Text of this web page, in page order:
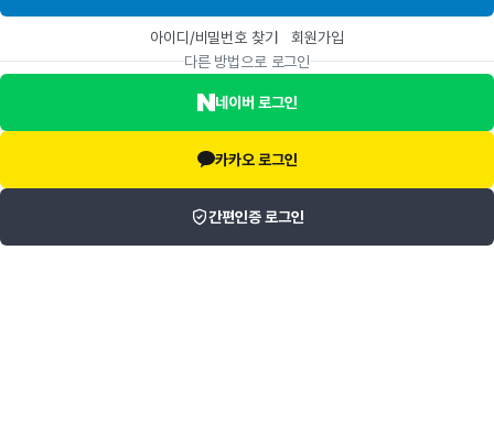
아이디/비밀번호 찾기
회원가입
다른 방법으로 로그인
네이버 로그인
카카오 로그인
간편인증 로그인